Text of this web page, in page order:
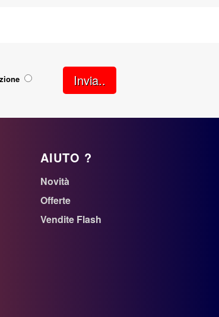
Invia..
AIUTO ?
Novità
Offerte
Vendite Flash